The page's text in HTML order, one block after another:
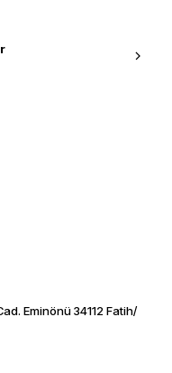
Eminönü 34112 Fatih/